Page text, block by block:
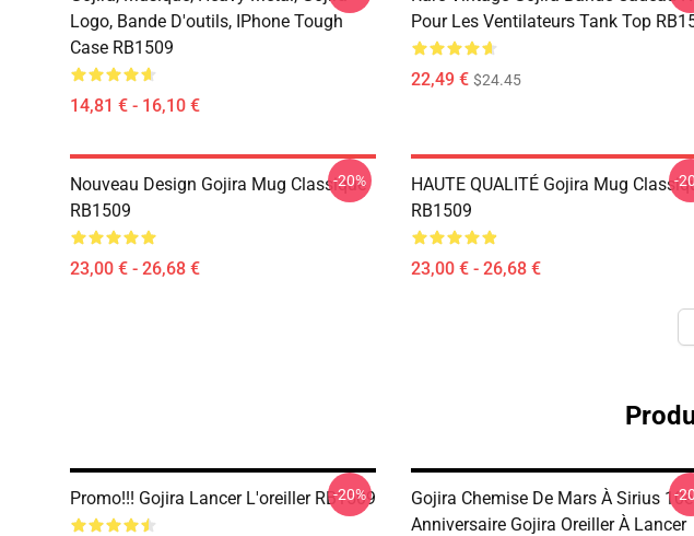
Logo, Bande D'outils, IPhone Tough
Case RB1509
14,81 € - 16,10 €
Pour Les Ventilateurs Tank Top
22,49 € $24.45
Nouveau Design Gojira Mug Classique
RB1509
23,00 € - 26,68 €
-20%
HAUTE QUALITÉ Gojira Mug
RB1509
23,00 € - 26,68 €
-
Promo!!! Gojira Lancer L'oreiller RB1509
-20%
Gojira Chemise De Mars À Sirius
Anniversaire Gojira Oreiller À Lancer
-